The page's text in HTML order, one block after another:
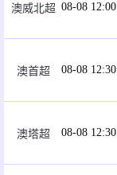
澳威北超 08-08 12:00
澳首超 08-08 12:30
澳塔超 08-08 12:30